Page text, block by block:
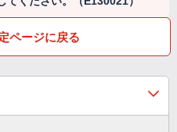
ページに戻る